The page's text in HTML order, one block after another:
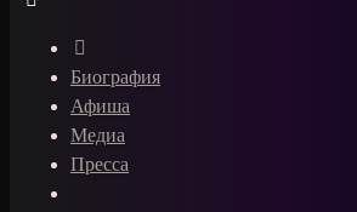
Биография
Афиша
Медиа
Пресса